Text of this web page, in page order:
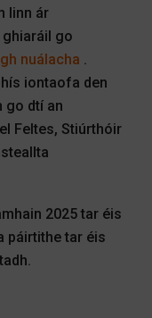
linn ár
go
nuálacha .
iontaofa den
go dtí an
Feltes, Stiúrthóir
2025 tar éis
páirtithe tar éis